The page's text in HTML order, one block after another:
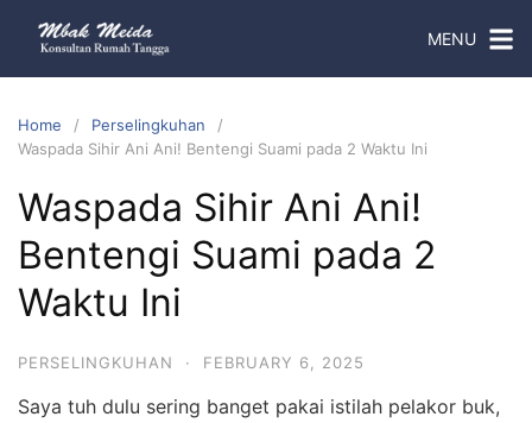
MENU
Home
Perselingkuhan
Waspada Sihir Ani Ani! Bentengi Suami pada 2 Waktu Ini
Waspada Sihir Ani Ani!
Bentengi Suami pada 2
Waktu Ini
PERSELINGKUHAN · FEBRUARY 6, 2025
Saya tuh dulu sering banget pakai istilah pelakor buk,